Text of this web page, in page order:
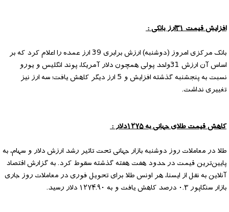
افزایش قیمت ۳۱ارز بانکی :
بانک مرکزی امروز (دوشنبه) ارزش برابری 39 ارز عمده را اعلام کرد که بر
اساس آن ارزش 31واحد پولی همچون دلار آمریکا، پوند انگلیس و یورو
نسبت به پنجشنبه گذشته افزایش و 5 ارز دیگر کاهش یافت؛ سه ارز نیز
تغییری نداشت.
کاهش قیمت طلای جهانی به ۱۲۷۵دلار :
طلا در معاملات روز دوشنبه بازار جهانی تحت تاثیر رشد ارزش دلار و سهام، به
پایین‌ترین قیمت در حدود هفت هفته گذشته سقوط کرد. به گزارش اقتصاد
آنلاین به نقل از ایسنا، هر اونس طلا برای تحویل فوری در معاملات روز جاری
بازار سنگاپور ۰.۳ درصد کاهش یافت و به ۱۲۷۴.۹۰ دلار رسید.